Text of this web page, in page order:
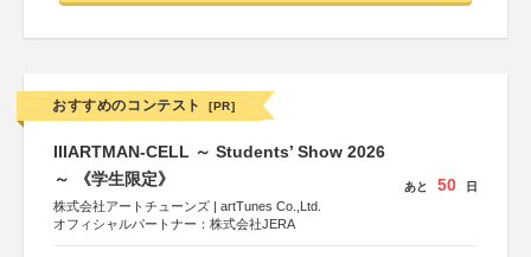
おすすめのコンテスト [PR]
IIIARTMAN-CELL ～ Students’ Show 2026
～ 《学生限定》
株式会社アートチューンズ | artTunes Co.,Ltd.
オフィシャルパートナー：株式会社JERA
あと 50 日